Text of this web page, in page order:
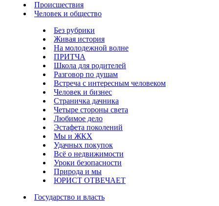
Происшествия
Человек и общество
Без рубрики
Живая история
На молодежной волне
ПРИТЧА
Школа для родителей
Разговор по душам
Встреча с интересным человеком
Человек и бизнес
Страничка дачника
Четыре стороны света
Любимое дело
Эстафета поколений
Мы и ЖКХ
Удачных покупок
Всё о недвижимости
Уроки безопасности
Природа и мы
ЮРИСТ ОТВЕЧАЕТ
Государство и власть